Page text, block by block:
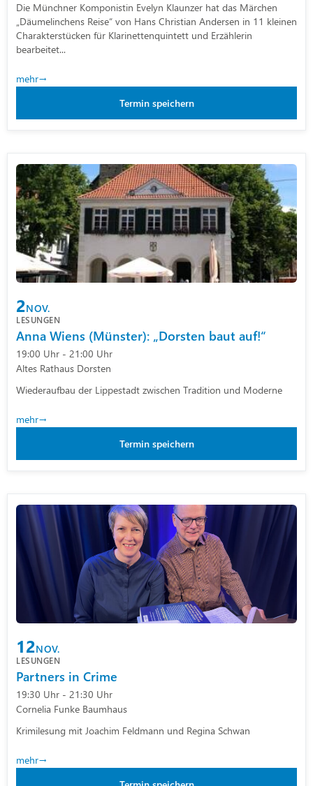
Die Münchner Komponistin Evelyn Klaunzer hat das Märchen
„Däumelinchens Reise“ von Hans Christian Andersen in 11 kleinen
Charakterstücken für Klarinettenquintett und Erzählerin
bearbeitet...
mehr
Termin speichern
2NOV.
LESUNGEN
Anna Wiens (Münster): „Dorsten baut auf!“
19:00 Uhr - 21:00 Uhr
Altes Rathaus Dorsten
Wiederaufbau der Lippestadt zwischen Tradition und Moderne
mehr
Termin speichern
12NOV.
LESUNGEN
Partners in Crime
19:30 Uhr - 21:30 Uhr
Cornelia Funke Baumhaus
Krimilesung mit Joachim Feldmann und Regina Schwan
mehr